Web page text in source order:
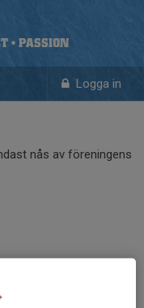
Logga in
• PASSION
nås av föreningens